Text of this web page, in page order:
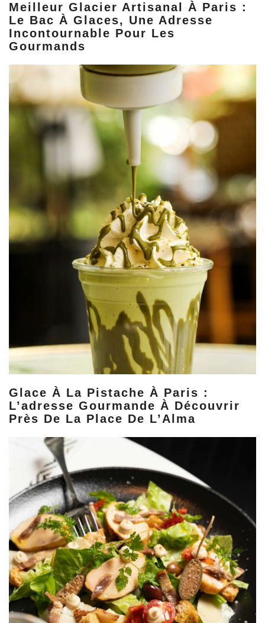
Meilleur Glacier Artisanal À Paris :
Le Bac À Glaces, Une Adresse
Incontournable Pour Les
Gourmands
Glace À La Pistache À Paris :
L’adresse Gourmande À Découvrir
Près De La Place De L’Alma